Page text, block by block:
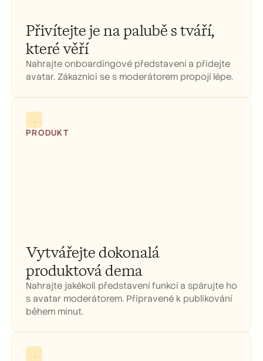
Přivítejte je na palubě s tváří,
které věří
Nahrajte onboardingové představení a přidejte
avatar. Zákazníci se s moderátorem propojí lépe.
PRODUKT
Vytvářejte dokonalá
produktová dema
Nahrajte jakékoli představení funkcí a spárujte ho
s avatar moderátorem. Připravené k publikování
během minut.